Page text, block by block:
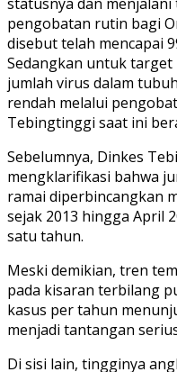
pengobatan rutin bagi
disebut telah mencapai
Sedangkan untuk target
jumlah virus dalam
rendah melalui
Tebingtinggi saat ini
Sebelumnya, Dinkes
mengklarifikasi bahwa
ramai diperbincangkan
sejak 2013 hingga April
satu tahun.
Meski demikian, tren
pada kisaran terbilang
kasus per tahun
menjadi tantangan
Di sisi lain, tingginya